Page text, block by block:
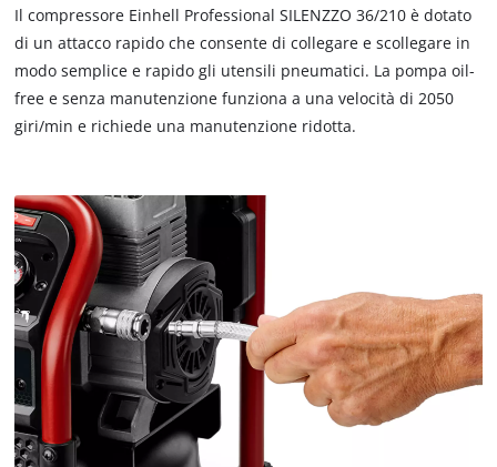
Il compressore Einhell Professional SILENZZO 36/210 è dotato
di un attacco rapido che consente di collegare e scollegare in
modo semplice e rapido gli utensili pneumatici. La pompa oil-
free e senza manutenzione funziona a una velocità di 2050
giri/min e richiede una manutenzione ridotta.